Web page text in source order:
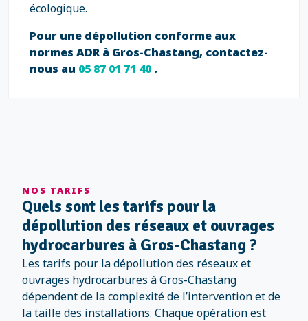
écologique.
Pour une dépollution conforme aux
normes ADR à Gros-Chastang, contactez-
nous au 05 87 01 71 40.
NOS TARIFS
Quels sont les tarifs pour la
dépollution des réseaux et ouvrages
hydrocarbures à Gros-Chastang ?
Les tarifs pour la dépollution des réseaux et
ouvrages hydrocarbures à Gros-Chastang
dépendent de la complexité de l’intervention et de
la taille des installations. Chaque opération est